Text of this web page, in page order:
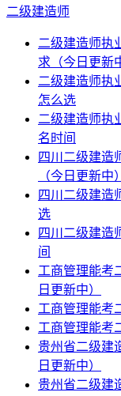
二级建造师
二级建造师执
求（今日更新
二级建造师执
怎么选
二级建造师执
名时间
四川二级建造
（今日更新中）
四川二级建造
选
四川二级建造
间
工商管理能考
日更新中）
工商管理能考
工商管理能考
贵州省二级建
日更新中）
贵州省二级建